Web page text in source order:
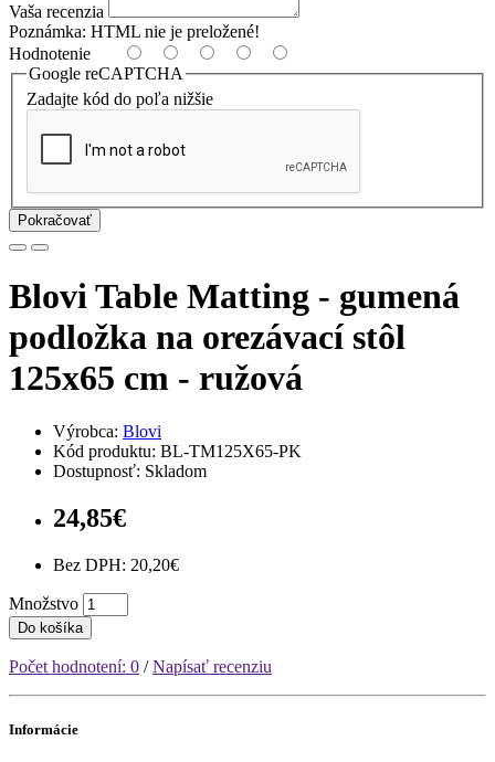
Vaša recenzia
Poznámka: HTML nie je preložené!
Hodnotenie
Google reCAPTCHA
Zadajte kód do poľa nižšie
Pokračovať
Blovi Table Matting - gumená
podložka na orezávací stôl
125x65 cm - ružová
Výrobca: Blovi
Kód produktu: BL-TM125X65-PK
Dostupnosť: Skladom
24,85€
Bez DPH: 20,20€
Množstvo
Do košíka
Počet hodnotení: 0 /Napísať recenziu
Informácie